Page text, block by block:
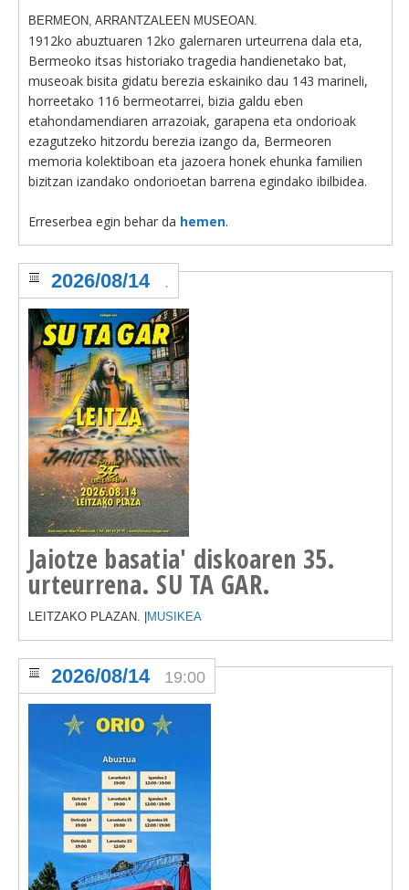
BERMEON, ARRANTZALEEN MUSEOAN.
1912ko abuztuaren 12ko galernaren urteurrena dala eta,
Bermeoko itsas historiako tragedia handienetako bat,
museoak bisita gidatu berezia eskainiko dau 143 marineli,
horreetako 116 bermeotarrei, bizia galdu eben
etahondamendiaren arrazoiak, garapena eta ondorioak
ezagutzeko hitzordu berezia izango da, Bermeoren
memoria kolektiboan eta jazoera honek ehunka familien
bizitzan izandako ondorioetan barrena egindako ibilbidea.
Erreserbea egin behar da hemen.
Jaiotze basatia' diskoaren 35.
urteurrena. SU TA GAR.
2026/08/14 .
LEITZAKO PLAZAN. | MUSIKEA
2026/08/14 19:00